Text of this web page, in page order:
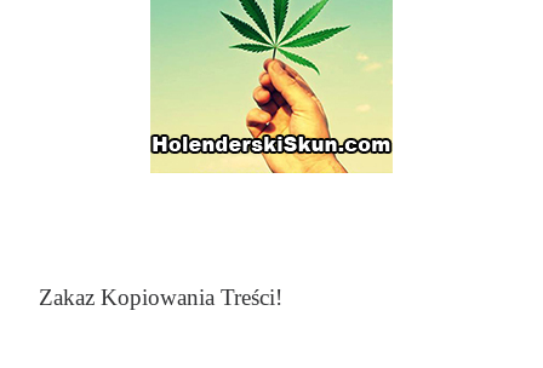
Zakaz Kopiowania Treści!